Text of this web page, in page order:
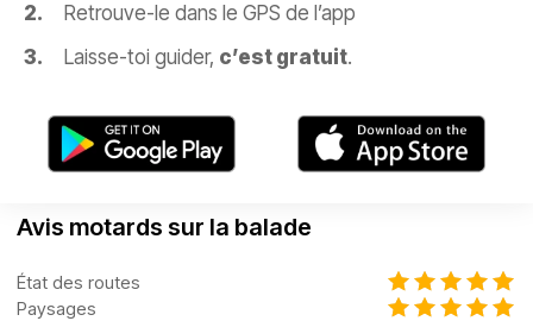
Retrouve-le dans le GPS de l’app
Laisse-toi guider, c’est gratuit.
Avis motards sur la balade
État des routes
Paysages